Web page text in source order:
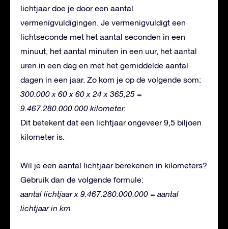
lichtjaar doe je door een aantal
vermenigvuldigingen. Je vermenigvuldigt een
lichtseconde met het aantal seconden in een
minuut, het aantal minuten in een uur, het aantal
uren in een dag en met het gemiddelde aantal
dagen in een jaar. Zo kom je op de volgende som:
300.000 x 60 x 60 x 24 x 365,25 =
9.467.280.000.000 kilometer.
Dit betekent dat een lichtjaar ongeveer 9,5 biljoen
kilometer is.
Wil je een aantal lichtjaar berekenen in kilometers?
Gebruik dan de volgende formule:
aantal lichtjaar x 9.467.280.000.000 = aantal
lichtjaar in km